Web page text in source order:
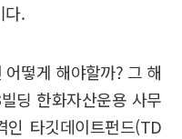
다.
떻게 해야할까? 그 해
딩 한화자산운용 사무
인 타깃데이트펀드(TD